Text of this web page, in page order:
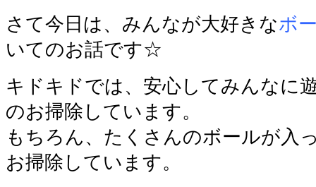
さて今日は、みんなが大好きなボ
いてのお話です☆
キドキドでは、安心してみんなに
のお掃除しています。
もちろん、たくさんのボールが入
お掃除しています。